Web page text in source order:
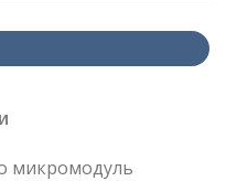
микромодуль